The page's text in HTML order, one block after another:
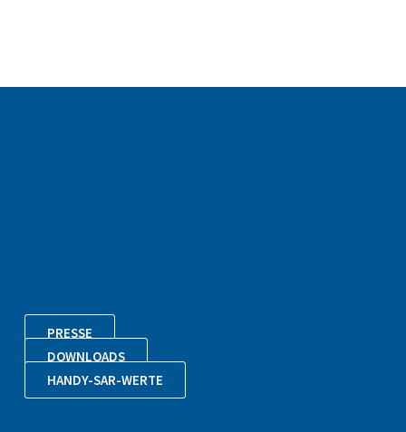
PRESSE
DOWNLOADS
HANDY-SAR-WERTE